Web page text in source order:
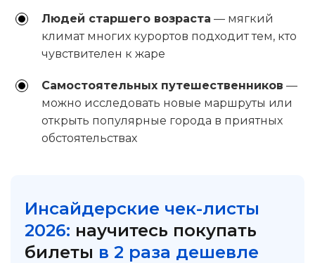
Людей старшего возраста — мягкий
климат многих курортов подходит тем, кто
чувствителен к жаре
Самостоятельных путешественников —
можно исследовать новые маршруты или
открыть популярные города в приятных
обстоятельствах
Инсайдерские чек-листы
2026: научитесь покупать
билеты в 2 раза дешевле